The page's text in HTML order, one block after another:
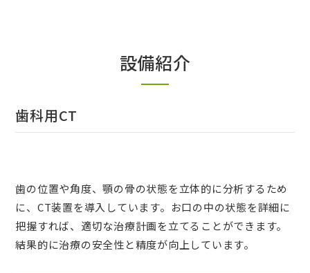
設備紹介
歯科用CT
歯の位置や角度、顎の骨の状態を立体的に分析するため
に、CT装置を導入しています。お口の中の状態を詳細に
把握すれば、適切な治療計画を立てることができます。
結果的に治療の安全性と精度が向上しています。